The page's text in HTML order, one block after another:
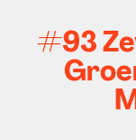
#93